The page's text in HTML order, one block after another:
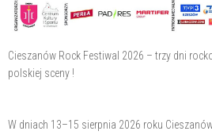
Cieszanów Rock Festiwal 2026 – trzy dni
polskiej sceny !
W dniach 13–15 sierpnia 2026 roku